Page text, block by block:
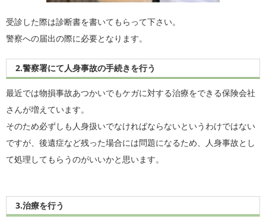
受診した際は診断書を書いてもらって下さい。
警察への届出の際に必要となります。
2.警察署にて人身事故の手続きを行う
最近では物損事故あつかいでもケガに対する治療をできる保険会社
さんが増えています。
そのため必ずしも人身扱いでなければならないというわけではない
ですが、後遺症など残った場合には問題になるため、人身事故とし
て処理してもらうのがいいかと思います。
3.治療を行う